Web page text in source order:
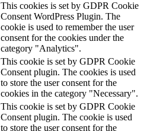
This cookies is set by GDPR Cookie
Consent WordPress Plugin. The
cookie is used to remember the user
consent for the cookies under the
category "Analytics".
This cookie is set by GDPR Cookie
Consent plugin. The cookies is used
to store the user consent for the
cookies in the category "Necessary".
This cookie is set by GDPR Cookie
Consent plugin. The cookie is used
to store the user consent for the